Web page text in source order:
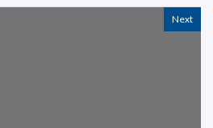
Next